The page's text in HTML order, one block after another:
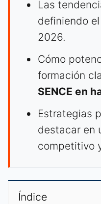
Las
definiendo
2026.
Cómo
formación
SENCE en
Estrategias
destacar en
competitivo
Índice